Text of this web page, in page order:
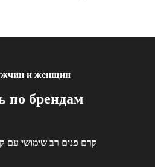
и женщин
по брендам